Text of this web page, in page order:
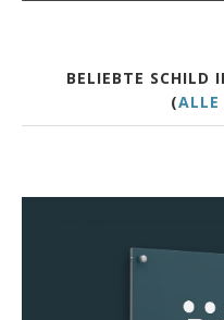
BELIEBTE SCHILD
(ALLE